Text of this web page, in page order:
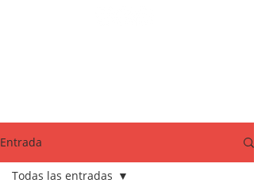
Entrada
Todas las entradas